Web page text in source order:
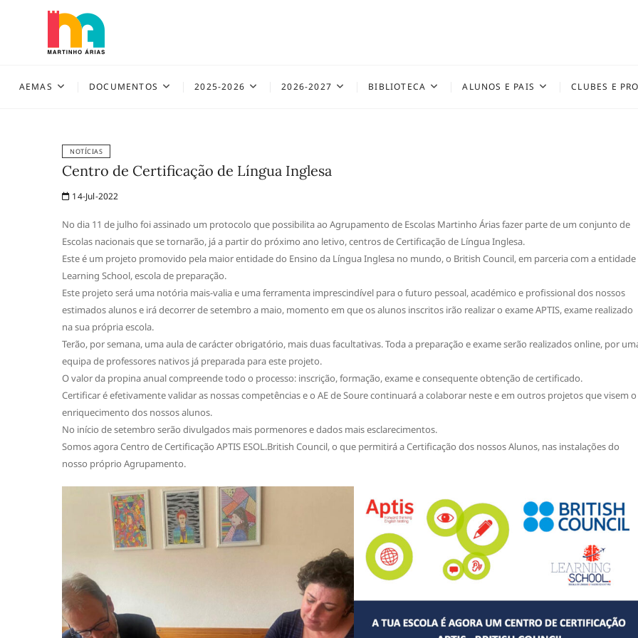
AEMAS DOCUMENTOS 2025-2026 2026-2027 BIBLIOTECA ALUNOS E PAIS CLUBES E
NOTÍCIAS
Centro de Certificação de Língua Inglesa
14-Jul-2022
No dia 11 de julho foi assinado um protocolo que possibilita ao Agrupamento de Escolas Martinho Árias fazer parte de um conjunto de
Escolas nacionais que se tornarão, já a partir do próximo ano letivo, centros de Certificação de Língua Inglesa.
Este é um projeto promovido pela maior entidade do Ensino da Língua Inglesa no mundo, o British Council, em parceria com a entidade
Learning School, escola de preparação.
Este projeto será uma notória mais-valia e uma ferramenta imprescindível para o futuro pessoal, académico e profissional dos nossos
estimados alunos e irá decorrer de setembro a maio, momento em que os alunos inscritos irão realizar o exame APTIS, exame realizado
na sua própria escola.
Terão, por semana, uma aula de carácter obrigatório, mais duas facultativas. Toda a preparação e exame serão realizados online, por
equipa de professores nativos já preparada para este projeto.
O valor da propina anual compreende todo o processo: inscrição, formação, exame e consequente obtenção de certificado.
Certificar é efetivamente validar as nossas competências e o AE de Soure continuará a colaborar neste e em outros projetos que visem o
enriquecimento dos nossos alunos.
No início de setembro serão divulgados mais pormenores e dados mais esclarecimentos.
Somos agora Centro de Certificação APTIS ESOL.British Council, o que permitirá a Certificação dos nossos Alunos, nas instalações do
nosso próprio Agrupamento.